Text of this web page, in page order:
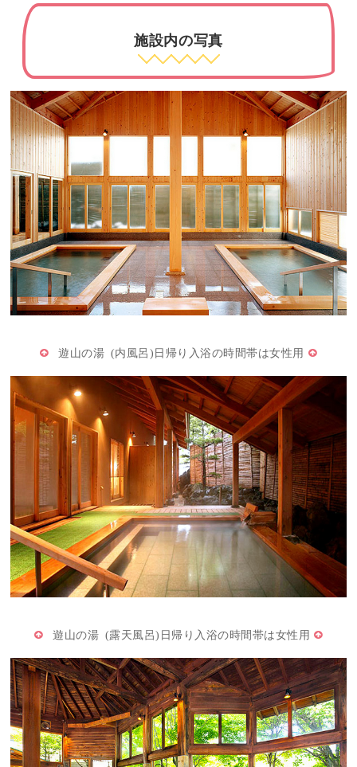
施設内の写真
遊山の湯 (内風呂)日帰り入浴の時間帯は女性用
遊山の湯 (露天風呂)日帰り入浴の時間帯は女性用